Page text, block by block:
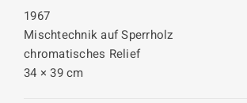
1967
Mischtechnik auf Sperrholz
chromatisches Relief
34 × 39 cm